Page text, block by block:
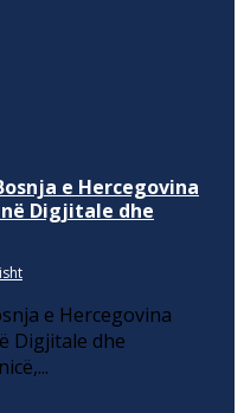
e Hercegovina
Digjitale dhe
e Hercegovina
Digjitale dhe